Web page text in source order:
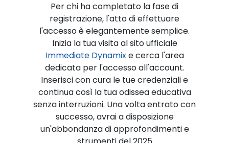
Per chi ha completato la fase di
registrazione, l'atto di effettuare
l'accesso è elegantemente semplice.
Inizia la tua visita al sito ufficiale
Immediate Dynamixe cerca l'area
dedicata per l'accesso all'account.
Inserisci con cura le tue credenziali e
continua così la tua odissea educativa
senza interruzioni. Una volta entrato con
successo, avrai a disposizione
un'abbondanza di approfondimenti e